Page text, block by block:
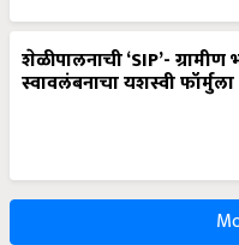
शेळीपालनाची ‘SIP’-
स्वावलंबनाचा यशस्वी फॉर्मुला